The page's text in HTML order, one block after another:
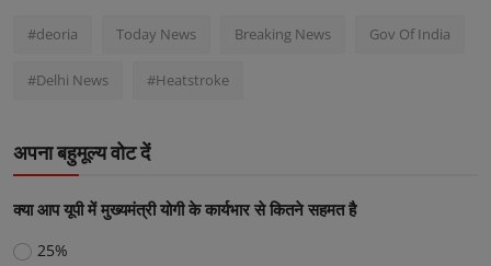
#deoria Today News Breaking News Gov Of India
#Delhi News #Heatstroke
अपना बहुमूल्य वोट दें
क्या आप यूपी में मुख्यमंत्री योगी के कार्यभार से कितने सहमत है
25%